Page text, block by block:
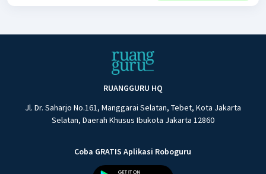
RUANGGURU HQ
Jl. Dr. Saharjo No.161, Manggarai Selatan, Tebet, Kota Jakarta
Selatan, Daerah Khusus Ibukota Jakarta 12860
Coba GRATIS Aplikasi Roboguru